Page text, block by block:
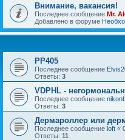
Внимание, вакансия!
Последнее сообщение Mr.
Добавлено в форуме
РР405
Последнее сообщение
Ответы: 3
VDPHL -
Последнее сообщение
Ответы: 3
Дермароллер или
Последнее сообщение loft «
Ответы: 11